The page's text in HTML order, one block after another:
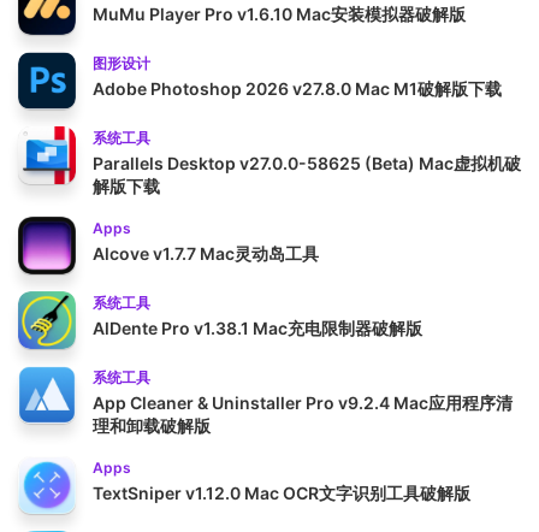
MuMu Player Pro v1.6.10 Mac安装模拟器破解版
图形设计
Adobe Photoshop 2026 v27.8.0 Mac M1破解版下载
系统工具
Parallels Desktop v27.0.0-58625 (Beta) Mac虚拟机破
解版下载
Apps
Alcove v1.7.7 Mac灵动岛工具
系统工具
AlDente Pro v1.38.1 Mac充电限制器破解版
系统工具
App Cleaner & Uninstaller Pro v9.2.4 Mac应用程序清
理和卸载破解版
Apps
TextSniper v1.12.0 Mac OCR文字识别工具破解版